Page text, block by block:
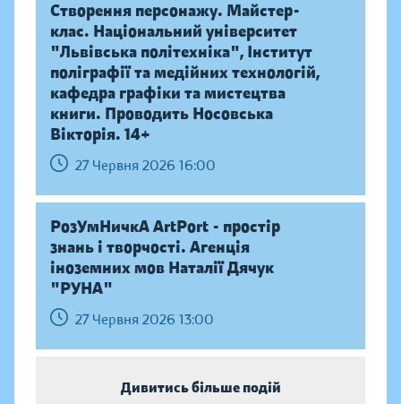
Створення персонажу. Майстер-
клас. Національний університет
"Львівська політехніка", Інститут
поліграфії та медійних технологій,
кафедра графіки та мистецтва
книги. Проводить Носовська
Вікторія. 14+
27 Червня 2026 16:00
РозУмНичкА ArtPort - простір
знань і творчості. Агенція
іноземних мов Наталії Дячук
"РУНА"
27 Червня 2026 13:00
Дивитись більше подій